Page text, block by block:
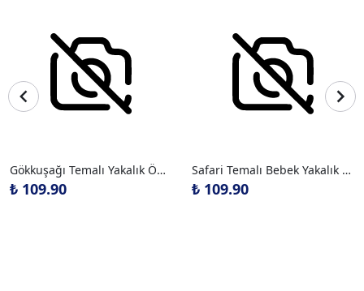
Gökkuşağı Temalı Yakalık Önlük
₺ 109.90
Safari Temalı Bebek Yakalık Önlük
₺ 109.90